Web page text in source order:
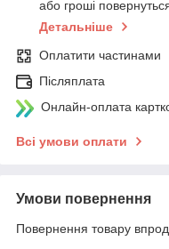
або гроші
Детальніше
Оплатити частинами
Післяплата
Онлайн-оплата
Всі умови оплати
Умови повернення
Повернення товару